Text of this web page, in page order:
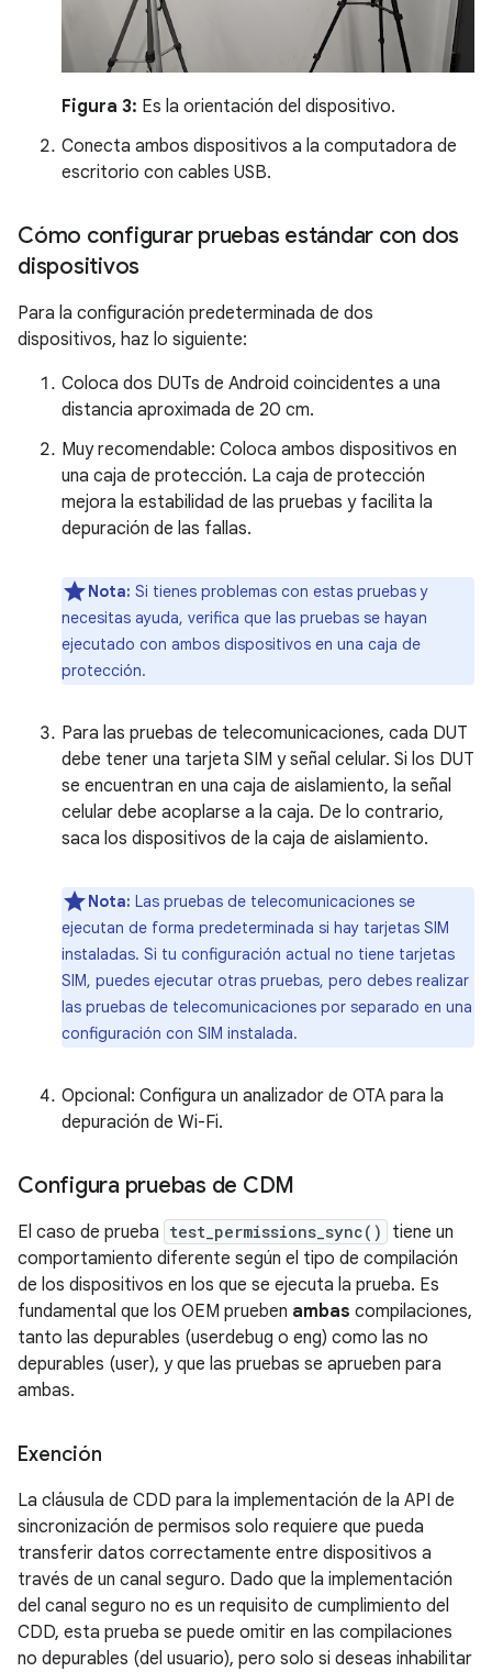
Figura 3: Es la orientación del dispositivo.
Conecta ambos dispositivos a la computadora de
escritorio con cables USB.
Cómo configurar pruebas estándar con dos
dispositivos
Para la configuración predeterminada de dos
dispositivos, haz lo siguiente:
Coloca dos DUTs de Android coincidentes a una
distancia aproximada de 20 cm.
Muy recomendable: Coloca ambos dispositivos en
una caja de protección. La caja de protección
mejora la estabilidad de las pruebas y facilita la
depuración de las fallas.
Nota: Si tienes problemas con estas pruebas y
necesitas ayuda, verifica que las pruebas se hayan
ejecutado con ambos dispositivos en una caja de
protección.
Para las pruebas de telecomunicaciones, cada DUT
debe tener una tarjeta SIM y señal celular. Si los DUT
se encuentran en una caja de aislamiento, la señal
celular debe acoplarse a la caja. De lo contrario,
saca los dispositivos de la caja de aislamiento.
Nota: Las pruebas de telecomunicaciones se
ejecutan de forma predeterminada si hay tarjetas SIM
instaladas. Si tu configuración actual no tiene tarjetas
SIM, puedes ejecutar otras pruebas, pero debes realizar
las pruebas de telecomunicaciones por separado en una
configuración con SIM instalada.
Opcional: Configura un analizador de OTA para la
depuración de Wi-Fi.
Configura pruebas de CDM
El caso de prueba test_permissions_sync()
tiene un
comportamiento diferente según el tipo de compilación
de los dispositivos en los que se ejecuta la prueba. Es
fundamental que los OEM prueben ambas compilaciones,
tanto las depurables (userdebug o eng) como las no
depurables (user), y que las pruebas se aprueben para
ambas.
Exención
La cláusula de CDD para la implementación de la API de
sincronización de permisos solo requiere que pueda
transferir datos correctamente entre dispositivos a
través de un canal seguro. Dado que la implementación
del canal seguro no es un requisito de cumplimiento del
CDD, esta prueba se puede omitir en las compilaciones
no depurables (del usuario), pero solo si deseas inhabilitar